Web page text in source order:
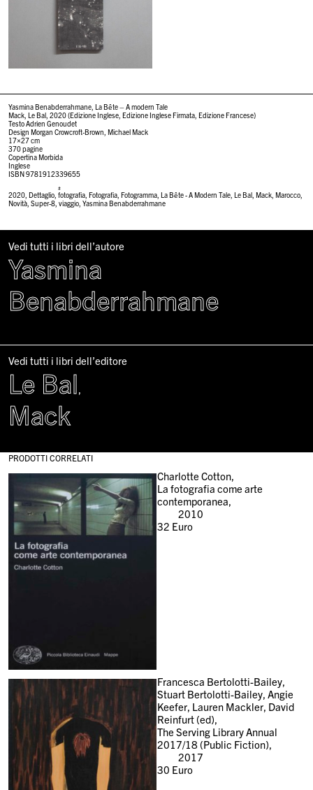
Yasmina Benabderrahmane, La Bête – A modern Tale
Mack, Le Bal, 2020 (Edizione Inglese, Edizione Inglese Firmata, Edizione Francese)
Testo Adrien Genoudet
Design Morgan Crowcroft-Brown, Michael Mack
17×27 cm
370 pagine
Copertina Morbida
Inglese
ISBN 9781912339655
#
2020, Dettaglio,fotografia, Fotografia, Fotogramma, La Bête - A Modern Tale, Le Bal, Mack, Marocco,
Novità,Super-8,viaggio,Yasmina Benabderrahmane
Vedi tutti i libri dell’autore
Yasmina
Benabderrahmane
Vedi tutti i libri dell’editore
Le Bal
Mack
PRODOTTI CORRELATI
Charlotte Cotton,
La fotografia come arte
contemporanea,
2010
32 Euro
Francesca Bertolotti-Bailey,
Stuart Bertolotti-Bailey, Angie
Keefer, Lauren Mackler, David
Reinfurt (ed),
The Serving Library Annual
2017/18 (Public Fiction),
2017
30 Euro